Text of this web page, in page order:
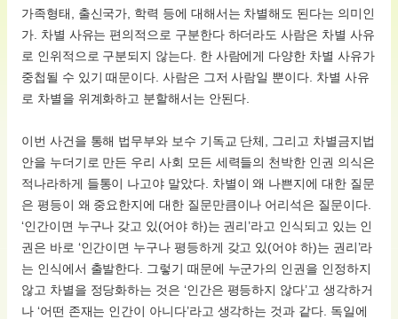
가족형태, 출신국가, 학력 등에 대해서는 차별해도 된다는 의미인
가. 차별 사유는 편의적으로 구분한다 하더라도 사람은 차별 사유
로 인위적으로 구분되지 않는다. 한 사람에게 다양한 차별 사유가
중첩될 수 있기 때문이다. 사람은 그저 사람일 뿐이다. 차별 사유
로 차별을 위계화하고 분할해서는 안된다.
이번 사건을 통해 법무부와 보수 기독교 단체, 그리고 차별금지법
안을 누더기로 만든 우리 사회 모든 세력들의 천박한 인권 의식은
적나라하게 들통이 나고야 말았다. 차별이 왜 나쁜지에 대한 질문
은 평등이 왜 중요한지에 대한 질문만큼이나 어리석은 질문이다.
‘인간이면 누구나 갖고 있(어야 하)는 권리’라고 인식되고 있는 인
권은 바로 ‘인간이면 누구나 평등하게 갖고 있(어야 하)는 권리’라
는 인식에서 출발한다. 그렇기 때문에 누군가의 인권을 인정하지
않고 차별을 정당화하는 것은 ‘인간은 평등하지 않다’고 생각하거
나 ‘어떤 존재는 인간이 아니다’라고 생각하는 것과 같다. 독일에